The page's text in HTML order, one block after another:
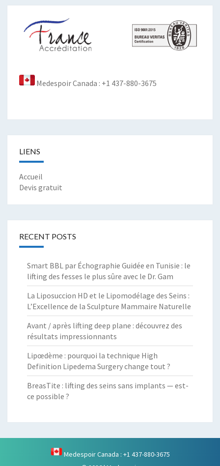
Medespoir Canada : +1 437-880-3675
LIENS
Accueil
Devis gratuit
RECENT POSTS
Smart BBL par Échographie Guidée en Tunisie : le
lifting des fesses le plus sûre avec le Dr. Gam
La Liposuccion HD et le Lipomodélage des Seins :
L’Excellence de la Sculpture Mammaire Naturelle
Avant / après lifting deep plane : découvrez des
résultats impressionnants
Lipœdème : pourquoi la technique High
Definition Lipedema Surgery change tout ?
BreasTite : lifting des seins sans implants — est-
ce possible ?
Medespoir Canada : +1 437-880-3675